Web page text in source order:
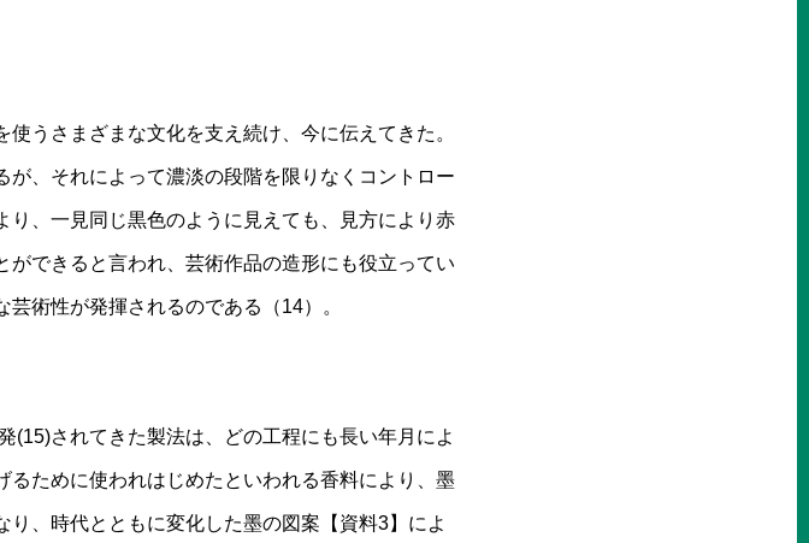
うさまざまな文化を支え続け、今に伝えてきた。
、それによって濃淡の段階を限りなくコントロー
、一見同じ黒色のように見えても、見方により赤
できると言われ、芸術作品の造形にも役立ってい
術性が発揮されるのである（14）。
(15)されてきた製法は、どの工程にも長い年月によ
ために使われはじめたといわれる香料により、墨
、時代とともに変化した墨の図案【資料3】によ